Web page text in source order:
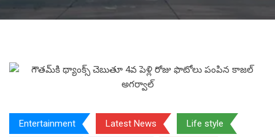
Entertainment Latest News Life style